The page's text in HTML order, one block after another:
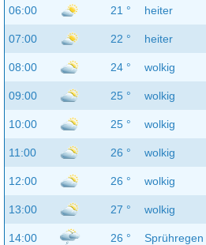
06:00 21 ° heiter
07:00 22 ° heiter
08:00 24 ° wolkig
09:00 25 ° wolkig
10:00 25 ° wolkig
11:00 26 ° wolkig
12:00 26 ° wolkig
13:00 27 ° wolkig
14:00 26 ° Sprühregen